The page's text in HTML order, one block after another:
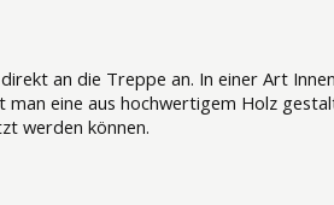
an die Treppe an. In einer Art
eine aus hochwertigem Holz
werden können.